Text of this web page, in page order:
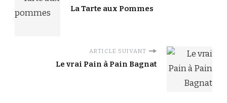
La Tarte aux Pommes
ARTICLE SUIVANT
Le vrai Pain à Pain Bagnat